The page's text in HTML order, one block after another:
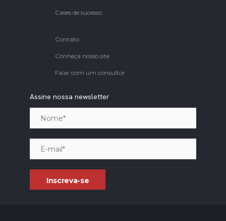
Cases de sucesso
Contato
Conheça nosso site
Falar com um consultor
Assine nossa newsletter